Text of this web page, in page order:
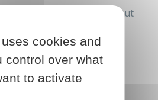
. Elle ne peut
autre personne que
évidence à l'intérieur de
contre le pare-brise. Elle
n'utilisez plus votre
cookies and
control over what
to activate